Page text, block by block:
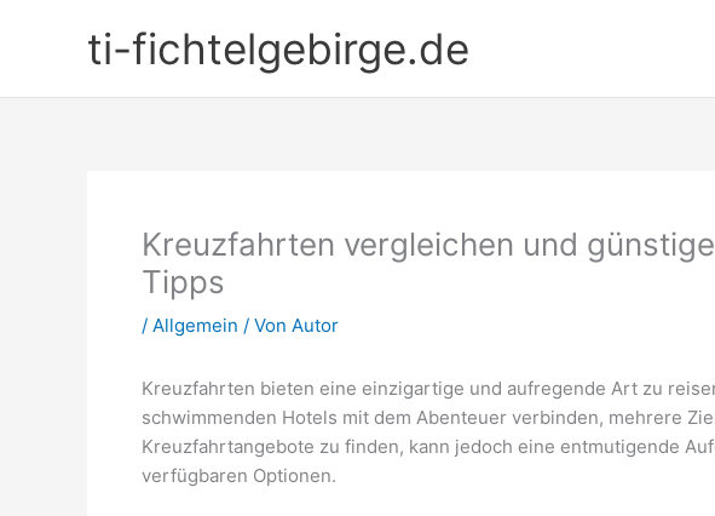
ti-fichtelgebirge.de
Kreuzfahrten vergleichen und
Tipps
/ Allgemein / Von Autor
Kreuzfahrten bieten eine einzigartige und aufregende Art zu
schwimmenden Hotels mit dem Abenteuer verbinden, mehrere
Kreuzfahrtangebote zu finden, kann jedoch eine entmutigende
verfügbaren Optionen.